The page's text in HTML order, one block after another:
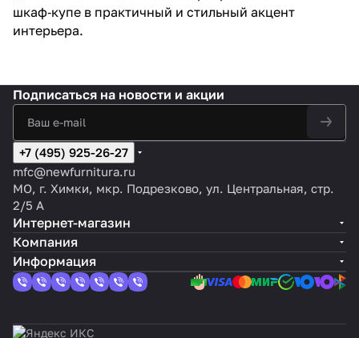
шкаф‑купе в практичный и стильный акцент
интерьера.
Подписаться на новости и акции
+7 (495) 925-26-27
mfc@newfurnitura.ru
МО, г. Химки, мкр. Подрезково, ул. Центральная, стр.
2/5 А
Интернет-магазин
Компания
Информация